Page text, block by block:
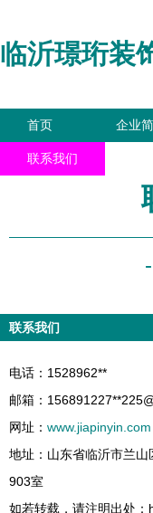
临沂璟珩装
首页 企业
联系我们
联系我们
电话：1528962**
邮箱：156891227**
网址： www.jiapinyin.com
地址：山东省临沂市兰
903室
如若转载，请注明出处